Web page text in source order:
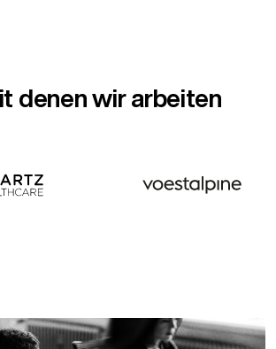
denen wir arbeiten